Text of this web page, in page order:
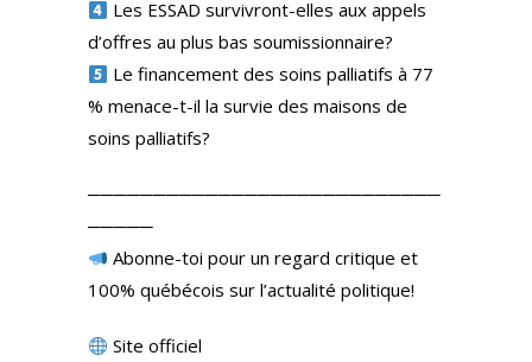
Les ESSAD survivront-elles aux appels
d’offres au plus bas soumissionnaire?
Le financement des soins palliatifs à 77
% menace-t-il la survie des maisons de
soins palliatifs?
───────────────────────────
─────
Abonne-toi pour un regard critique et
100% québécois sur l’actualité politique!
Site officiel